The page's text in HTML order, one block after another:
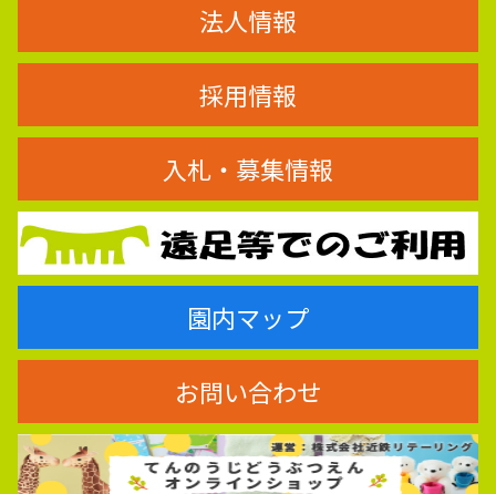
法人情報
採用情報
入札・募集情報
園内マップ
お問い合わせ